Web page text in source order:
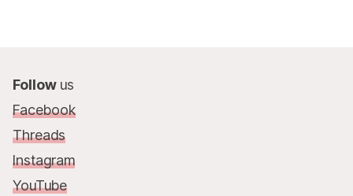
Follow us
Facebook
Threads
Instagram
YouTube